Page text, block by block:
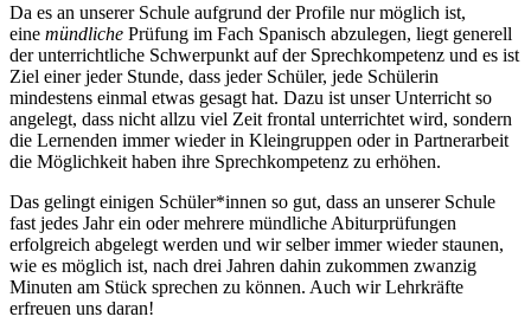
Da es an unserer Schule aufgrund der Profile nur möglich ist,
eine mündliche Prüfung im Fach Spanisch abzulegen, liegt generell
der unterrichtliche Schwerpunkt auf der Sprechkompetenz und es ist
Ziel einer jeder Stunde, dass jeder Schüler, jede Schülerin
mindestens einmal etwas gesagt hat. Dazu ist unser Unterricht so
angelegt, dass nicht allzu viel Zeit frontal unterrichtet wird, sondern
die Lernenden immer wieder in Kleingruppen oder in Partnerarbeit
die Möglichkeit haben ihre Sprechkompetenz zu erhöhen.
Das gelingt einigen Schüler*innen so gut, dass an unserer Schule
fast jedes Jahr ein oder mehrere mündliche Abiturprüfungen
erfolgreich abgelegt werden und wir selber immer wieder staunen,
wie es möglich ist, nach drei Jahren dahin zukommen zwanzig
Minuten am Stück sprechen zu können. Auch wir Lehrkräfte
erfreuen uns daran!